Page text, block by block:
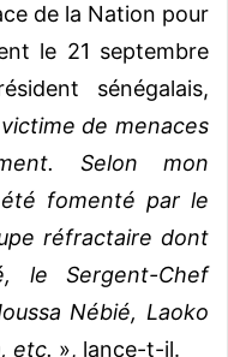
de la Nation pour
le 21 septembre
sénégalais,
de menaces
Selon mon
fomenté par le
réfractaire dont
le Sergent-Chef
Nébié, Laoko
etc. », lance-t-il.